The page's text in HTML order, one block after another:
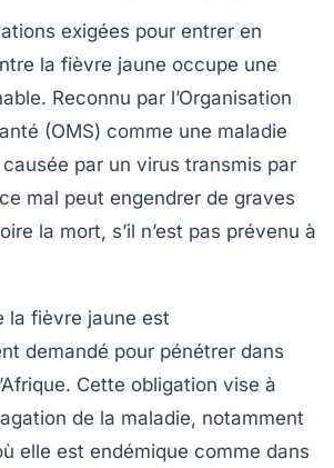
exigées pour entrer en
la fièvre jaune occupe une
Reconnu par l’Organisation
(OMS) comme une maladie
par un virus transmis par
mal peut engendrer de graves
la mort, s’il n’est pas prévenu à
la fièvre jaune est
demandé pour pénétrer dans
Cette obligation vise à
de la maladie, notamment
elle est endémique comme dans